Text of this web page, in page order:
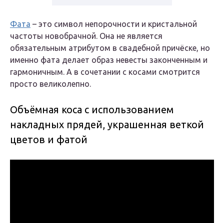
Фата – это символ непорочности и кристальной
частоты новобрачной. Она не является
обязательным атрибутом в свадебной причёске, но
именно фата делает образ невесты законченным и
гармоничным. А в сочетании с косами смотрится
просто великолепно.
Объёмная коса с использованием
накладных прядей, украшенная веткой
цветов и фатой